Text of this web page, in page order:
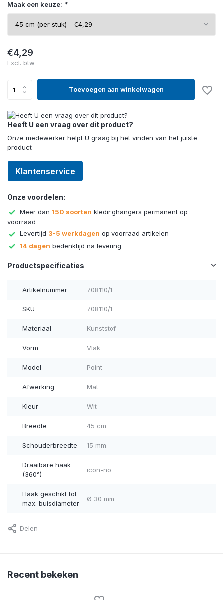
Maak een keuze: *
€4,29
Excl. btw
Toevoegen aan winkelwagen
Heeft U een vraag over dit product?
Onze medewerker helpt U graag bij het vinden van het juiste
product
Klantenservice
Onze voordelen:
Meer dan 150 soorten kledinghangers permanent op
voorraad
Levertijd 3-5 werkdagen op voorraad artikelen
14 dagen bedenktijd na levering
Productspecificaties
Artikelnummer 708110/1
SKU 708110/1
Materiaal Kunststof
Vorm Vlak
Model Point
Afwerking Mat
Kleur Wit
Breedte 45 cm
Schouderbreedte 15 mm
Draaibare haak
(360°)
icon-no
Haak geschikt tot
max. buisdiameter
Ø 30 mm
Delen
Recent bekeken